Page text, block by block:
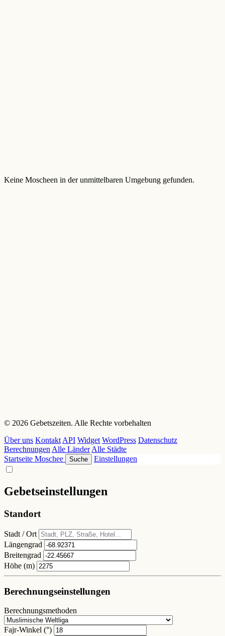
Keine Moscheen in der unmittelbaren Umgebung gefunden.
© 2026 Gebetszeiten. Alle Rechte vorbehalten
Über uns KontaktAPI Widget WordPress Datenschutz
BerechnungenAlle LänderAlle Städte
Startseite Moschee Suche Einstellungen
Gebetseinstellungen
Standort
Stadt / Ort
Längengrad
Breitengrad
Höhe (m)
Berechnungseinstellungen
Berechnungsmethoden
Fajr-Winkel (°)